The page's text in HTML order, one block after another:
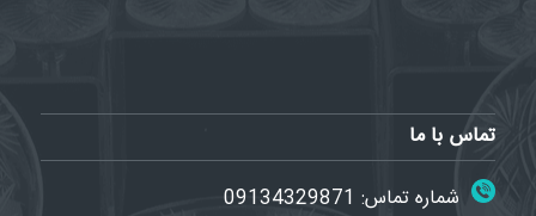
تماس با ما
شماره تماس: 09134329871